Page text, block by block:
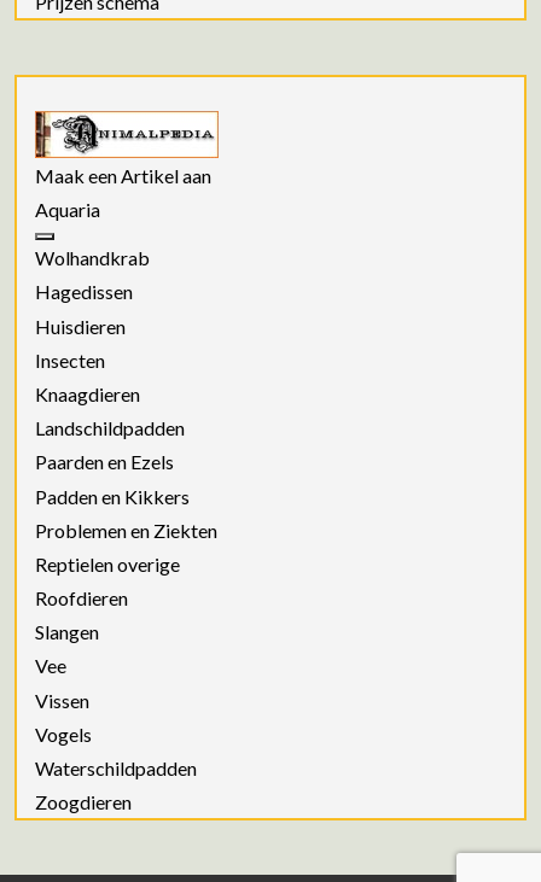
Maak een Artikel aan
Aquaria
Wolhandkrab
Hagedissen
Huisdieren
Insecten
Knaagdieren
Landschildpadden
Paarden en Ezels
Padden en Kikkers
Problemen en Ziekten
Reptielen overige
Roofdieren
Slangen
Vee
Vissen
Vogels
Waterschildpadden
Zoogdieren